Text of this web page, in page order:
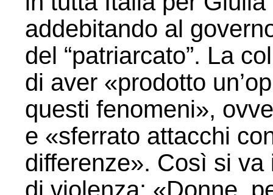
addebitando al
del “patriarcato”. La
di aver «prodotto
questi fenomeni»,
e «sferrato attacchi
differenze». Così si